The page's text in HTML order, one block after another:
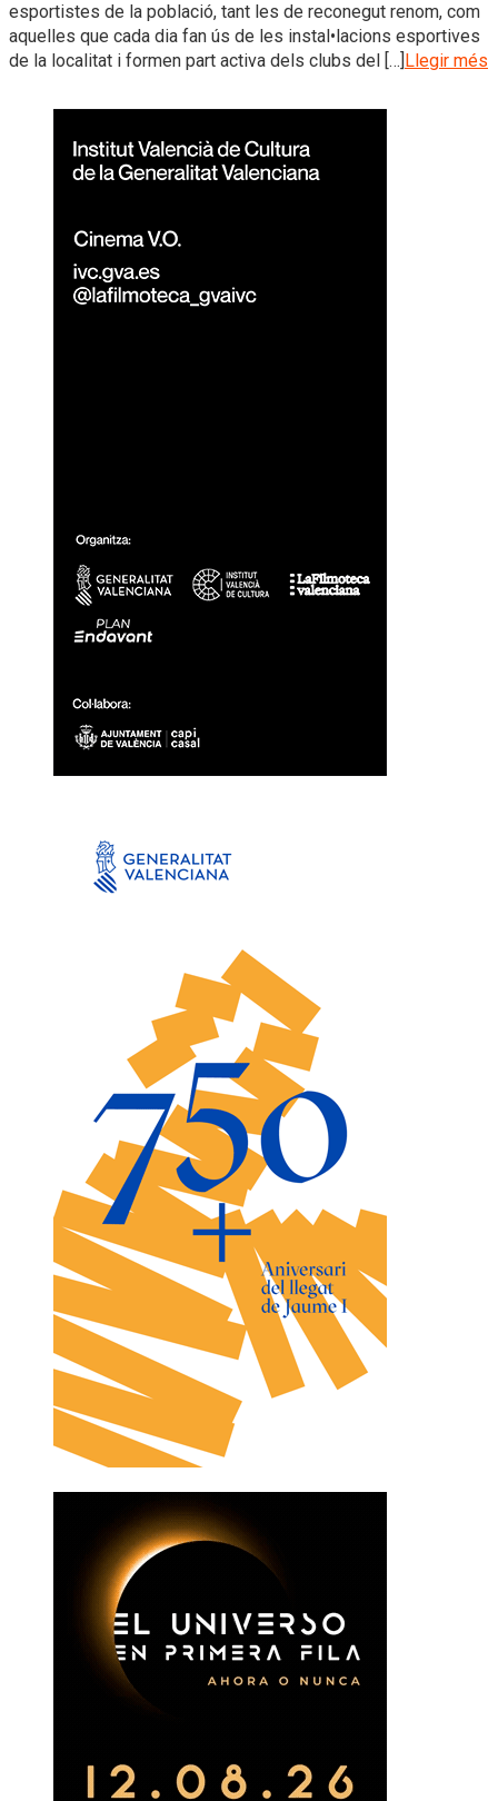
esportistes de la població, tant les de reconegut renom, com
aquelles que cada dia fan ús de les instal•lacions esportives
de la localitat i formen part activa dels clubs del […] Llegir més